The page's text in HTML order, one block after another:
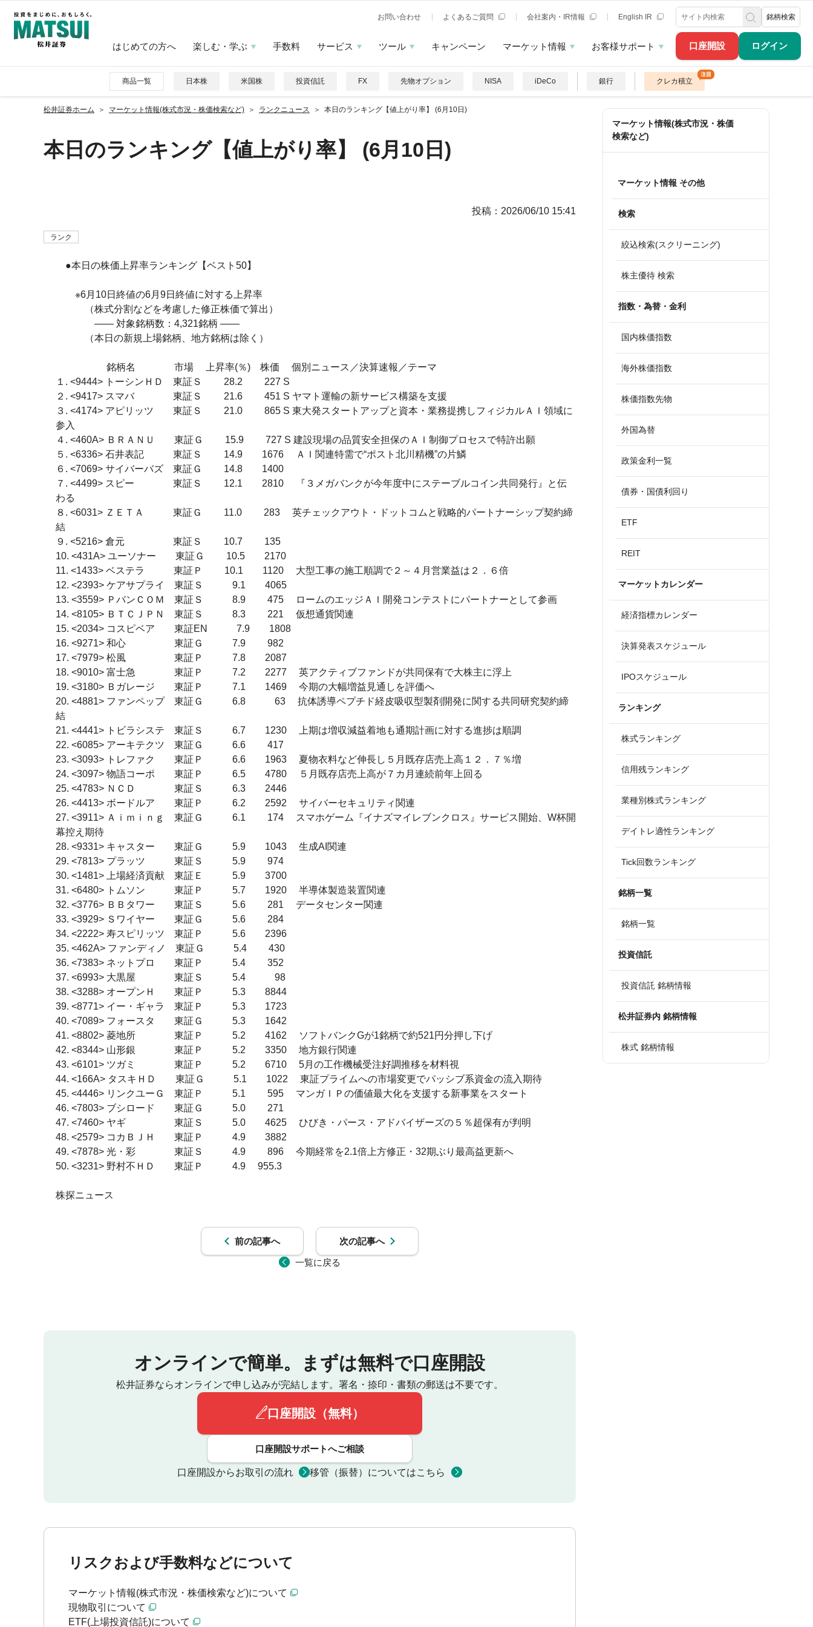
口座開設 ログイン
お問い合わせ よくあるご質問 会社案内・IR情報 English IR 銘柄検索
はじめての方へ 楽しむ・学ぶ 手数料 サービス ツール キャンペーン マーケット情報 お客様サポート
商品一覧 日本株 米国株 投資信託 FX 先物オプション NISA iDeCo 銀行 クレカ積立
松井証券ホーム マーケット情報(株式市況・株価検索など) ランクニュース 本日のランキング【値上がり率】 (6月10日)
本日のランキング【値上がり率】 (6月10日)
投稿： 2026/06/10 15:41
ランク
●本日の株価上昇率ランキング【ベスト50】
※6月10日終値の6月9日終値に対する上昇率
（株式分割などを考慮した修正株価で算出）
―― 対象銘柄数：4,321銘柄 ――
（本日の新規上場銘柄、地方銘柄は除く）
銘柄名　　　　市場　 上昇率(％)　株価　 個別ニュース／決算速報／テーマ
１. <9444> トーシンＨＤ　東証Ｓ 　　28.2 　　227 S
２. <9417> スマバ　　　　東証Ｓ 　　21.6 　　451 S ヤマト運輸の新サービス構築を支援
３. <4174> アピリッツ　　東証Ｓ 　　21.0 　　865 S 東大発スタートアップと資本・業務提携しフィジカルＡＩ領域に
参入
４. <460A> ＢＲＡＮＵ　　東証Ｇ 　　15.9 　　727 S 建設現場の品質安全担保のＡＩ制御プロセスで特許出願
５. <6336> 石井表記　　　東証Ｓ 　　14.9　　1676　 ＡＩ関連特需で“ポスト北川精機”の片鱗
６. <7069> サイバーバズ　東証Ｇ 　　14.8　　1400
７. <4499> スピー　　　　東証Ｓ 　　12.1　　2810　 『３メガバンクが今年度中にステーブルコイン共同発行』と伝
わる
８. <6031> ＺＥＴＡ　　　東証Ｇ 　　11.0 　　283　 英チェックアウト・ドットコムと戦略的パートナーシップ契約締
結
９. <5216> 倉元　　　　　東証Ｓ 　　10.7 　　135
10. <431A> ユーソナー　　東証Ｇ 　　10.5　　2170
11. <1433> ベステラ　　　東証Ｐ 　　10.1　　1120　 大型工事の施工順調で２～４月営業益は２．６倍
12. <2393> ケアサプライ　東証Ｓ　　　9.1　　4065
13. <3559> ＰバンＣＯＭ　東証Ｓ　　　8.9 　　475　 ロームのエッジＡＩ開発コンテストにパートナーとして参画
14. <8105> ＢＴＣＪＰＮ　東証Ｓ　　　8.3 　　221　 仮想通貨関連
15. <2034> コスピベア　　東証EN　　　7.9　　1808
16. <9271> 和心　　　　　東証Ｇ　　　7.9 　　982
17. <7979> 松風　　　　　東証Ｐ　　　7.8　　2087
18. <9010> 富士急　　　　東証Ｐ　　　7.2　　2277　 英アクティブファンドが共同保有で大株主に浮上
19. <3180> Ｂガレージ　　東証Ｐ　　　7.1　　1469　 今期の大幅増益見通しを評価へ
20. <4881> ファンペップ　東証Ｇ　　　6.8　　　63　 抗体誘導ペプチド経皮吸収型製剤開発に関する共同研究契約締
結
21. <4441> トビラシステ　東証Ｓ　　　6.7　　1230　 上期は増収減益着地も通期計画に対する進捗は順調
22. <6085> アーキテクツ　東証Ｇ　　　6.6 　　417
23. <3093> トレファク　　東証Ｐ　　　6.6　　1963　 夏物衣料など伸長し５月既存店売上高１２．７％増
24. <3097> 物語コーポ　　東証Ｐ　　　6.5　　4780　 ５月既存店売上高が７カ月連続前年上回る
25. <4783> ＮＣＤ　　　　東証Ｓ　　　6.3　　2446
26. <4413> ボードルア　　東証Ｐ　　　6.2　　2592　 サイバーセキュリティ関連
27. <3911> Ａｉｍｉｎｇ　東証Ｇ　　　6.1 　　174　 スマホゲーム『イナズマイレブンクロス』サービス開始、W杯開
幕控え期待
28. <9331> キャスター　　東証Ｇ　　　5.9　　1043　 生成AI関連
29. <7813> プラッツ　　　東証Ｓ　　　5.9 　　974
30. <1481> 上場経済貢献　東証Ｅ　　　5.9　　3700
31. <6480> トムソン　　　東証Ｐ　　　5.7　　1920　 半導体製造装置関連
32. <3776> ＢＢタワー　　東証Ｓ　　　5.6 　　281　 データセンター関連
33. <3929> Ｓワイヤー　　東証Ｇ　　　5.6 　　284
34. <2222> 寿スピリッツ　東証Ｐ　　　5.6　　2396
35. <462A> ファンディノ　東証Ｇ　　　5.4 　　430
36. <7383> ネットプロ　　東証Ｐ　　　5.4 　　352
37. <6993> 大黒屋　　　　東証Ｓ　　　5.4　　　98
38. <3288> オープンＨ　　東証Ｐ　　　5.3　　8844
39. <8771> イー・ギャラ　東証Ｐ　　　5.3　　1723
40. <7089> フォースタ　　東証Ｇ　　　5.3　　1642
41. <8802> 菱地所　　　　東証Ｐ　　　5.2　　4162　 ソフトバンクGが1銘柄で約521円分押し下げ
42. <8344> 山形銀　　　　東証Ｐ　　　5.2　　3350　 地方銀行関連
43. <6101> ツガミ　　　　東証Ｐ　　　5.2　　6710　 5月の工作機械受注好調推移を材料視
44. <166A> タスキＨＤ　　東証Ｇ　　　5.1　　1022　 東証プライムへの市場変更でパッシブ系資金の流入期待
45. <4446> リンクユーＧ　東証Ｐ　　　5.1 　　595　 マンガＩＰの価値最大化を支援する新事業をスタート
46. <7803> ブシロード　　東証Ｇ　　　5.0 　　271
47. <7460> ヤギ　　　　　東証Ｓ　　　5.0　　4625　 ひびき・パース・アドバイザーズの５％超保有が判明
48. <2579> コカＢＪＨ　　東証Ｐ　　　4.9　　3882
49. <7878> 光・彩　　　　東証Ｓ　　　4.9 　　896　 今期経常を2.1倍上方修正・32期ぶり最高益更新へ
50. <3231> 野村不ＨＤ　　東証Ｐ　　　4.9 　955.3
前の記事へ 次の記事へ
一覧に戻る
オンラインで簡単。 まずは無料で口座開設
松井証券ならオンラインで申し込みが完結します。 署名・捺印・書類の郵送は不要です。
口座開設（無料）
口座開設サポートへご相談
口座開設からお取引の流れ 移管（振替）についてはこちら
リスクおよび手数料などについて
マーケット情報(株式市況・株価検索など)について
現物取引について
ETF(上場投資信託)について
マーケット情報(株式市況・株価
検索など)
マーケット情報 その他
検索
絞込検索(スクリーニング)
株主優待 検索
指数・為替・金利
国内株価指数
海外株価指数
株価指数先物
外国為替
政策金利一覧
債券・国債利回り
ETF
REIT
マーケットカレンダー
経済指標カレンダー
決算発表スケジュール
IPOスケジュール
ランキング
株式ランキング
信用残ランキング
業種別株式ランキング
デイトレ適性ランキング
Tick回数ランキング
銘柄一覧
銘柄一覧
投資信託
投資信託 銘柄情報
松井証券内 銘柄情報
株式 銘柄情報